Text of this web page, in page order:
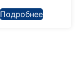
Подробнее